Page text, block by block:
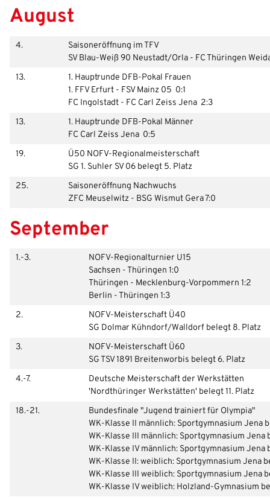
August
4.
Saisoneröffnung im TFV
SV Blau-Weiß 90 Neustadt/Orla - FC Thüringen
13.
1. Hauptrunde DFB-Pokal Frauen
1. FFV Erfurt - FSV Mainz 05 0:1
FC Ingolstadt - FC Carl Zeiss Jena 2:3
13.
1. Hauptrunde DFB-Pokal Männer
FC Carl Zeiss Jena 0:5
19.
Ü50 NOFV-Regionalmeisterschaft
SG 1. Suhler SV 06 belegt 5. Platz
25.
Saisoneröffnung Nachwuchs
ZFC Meuselwitz - BSG Wismut Gera 7:0
September
1.-3.
NOFV-Regionalturnier U15
Sachsen - Thüringen 1:0
Thüringen - Mecklenburg-Vorpommern 1:2
Berlin - Thüringen 1:3
2.
NOFV-Meisterschaft Ü40
SG Dolmar Kühndorf/Walldorf belegt 8. Platz
3.
NOFV-Meisterschaft Ü60
SG TSV 1891 Breitenworbis belegt 6. Platz
4.-7.
Deutsche Meisterschaft der Werkstätten
'Nordthüringer Werkstätten' belegt 11. Platz
18.-21.
Bundesfinale "Jugend trainiert für Olympia"
WK-Klasse II männlich: Sportgymnasium Jena
WK-Klasse III männlich: Sportgymnasium Jena
WK-Klasse IV männlich: Sportgymnasium Jena
WK-Klasse II: weiblich: Sportgymnasium Jena
WK-Klasse III weiblich: Sportgymnasium Jena
WK-Klasse IV weiblich: Holzland-Gymnasium